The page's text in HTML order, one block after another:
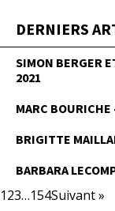
DERNIERS
SIMON BERGER
2021
MARC
BRIGITTE
BARBARA
123…154Suivant »